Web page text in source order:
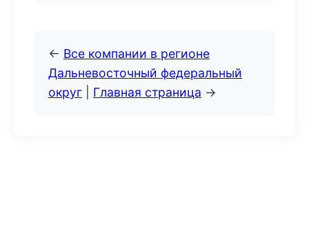
← Все компании в регионе
Дальневосточный федеральный
округ
Главная страница →